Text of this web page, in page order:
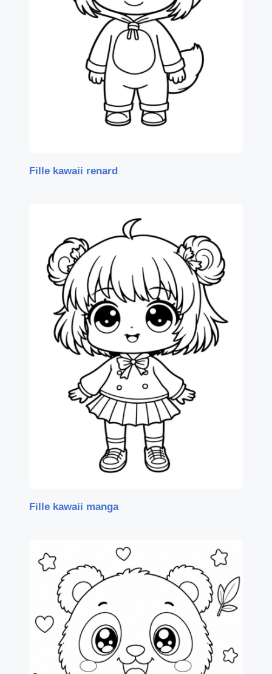
Fille kawaii renard
Fille kawaii manga